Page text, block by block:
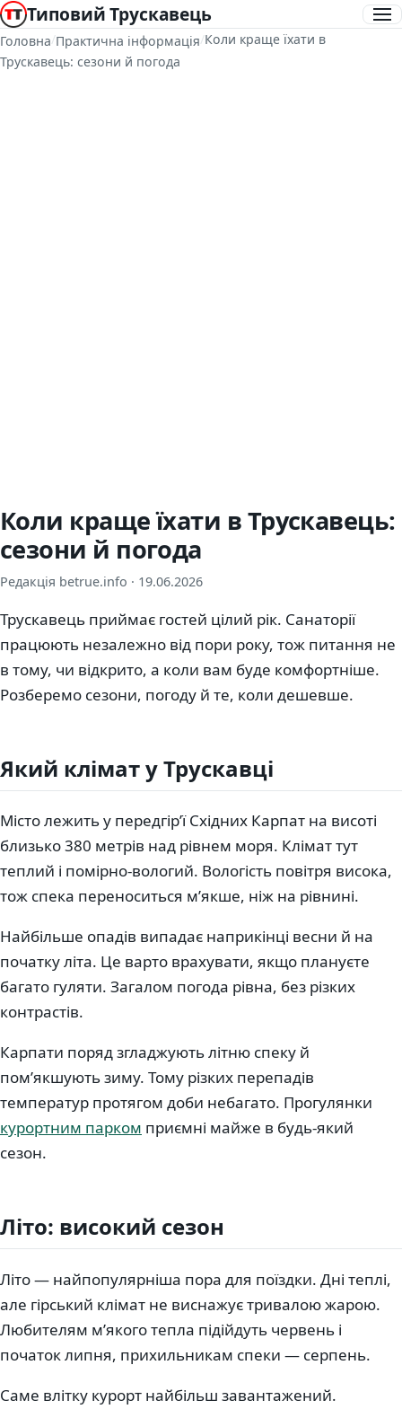
Типовий Трускавець
Головна/Практична інформація/Коли краще їхати в
Трускавець: сезони й погода
Коли краще їхати в Трускавець:
сезони й погода
Редакція betrue.info · 19.06.2026
Трускавець приймає гостей цілий рік. Санаторії
працюють незалежно від пори року, тож питання не
в тому, чи відкрито, а коли вам буде комфортніше.
Розберемо сезони, погоду й те, коли дешевше.
Який клімат у Трускавці
Місто лежить у передгірʼї Східних Карпат на висоті
близько 380 метрів над рівнем моря. Клімат тут
теплий і помірно-вологий. Вологість повітря висока,
тож спека переноситься мʼякше, ніж на рівнині.
Найбільше опадів випадає наприкінці весни й на
початку літа. Це варто врахувати, якщо плануєте
багато гуляти. Загалом погода рівна, без різких
контрастів.
Карпати поряд згладжують літню спеку й
помʼякшують зиму. Тому різких перепадів
температур протягом доби небагато. Прогулянки
курортним парком приємні майже в будь-який
сезон.
Літо: високий сезон
Літо — найпопулярніша пора для поїздки. Дні теплі,
але гірський клімат не виснажує тривалою жарою.
Любителям мʼякого тепла підійдуть червень і
початок липня, прихильникам спеки — серпень.
Саме влітку курорт найбільш завантажений.